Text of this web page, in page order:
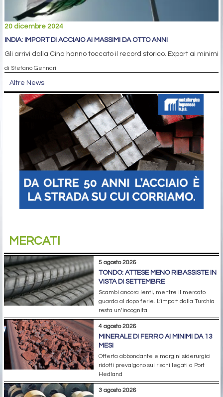
20 dicembre 2024
INDIA: IMPORT DI ACCIAIO AI MASSIMI DA OTTO ANNI
Gli arrivi dalla Cina hanno toccato il record storico. Export ai minimi
di Stefano Gennari
Altre News
MERCATI
5 agosto 2026
TONDO: ATTESE MENO RIBASSISTE IN
VISTA DI SETTEMBRE
Scambi ancora lenti, mentre il mercato
guarda al dopo ferie. L’import dalla Turchia
resta un’incognita
4 agosto 2026
MINERALE DI FERRO AI MINIMI DA 13
MESI
Offerta abbondante e margini siderurgici
ridotti prevalgono sui rischi legati a Port
Hedland
3 agosto 2026